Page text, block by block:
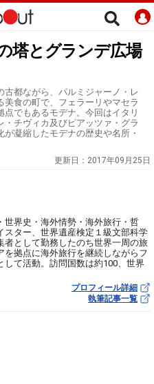
塔とグランデ広場
古都ながら、パルミジャーノ・レ
美食の町で、フェラーリやマセラ
でもあるモデナ。今回はイタリ
チヴィカ及びピアッツァ・グラ
凝縮したモデナの歴史や名所・
更新日： 2017年09月25日
世界史・海外情勢・海外旅行・哲
スター、世界遺産検定１級文部科学
者として勤務したのち世界一周の旅
を拠点に海外旅行を継続しながらフ
して活動。訪問国数は約100、世界
プロフィール詳細
執筆記事一覧